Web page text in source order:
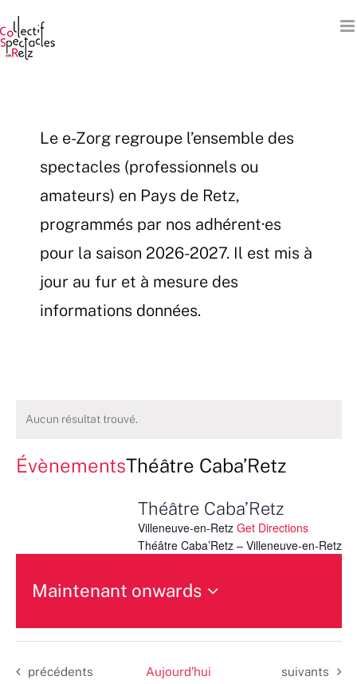
au
contenu
Le e-Zorg regroupe l’ensemble des
spectacles (professionnels ou
amateurs) en Pays de Retz,
programmés par nos adhérent·es
pour la saison 2026-2027. Il est mis à
jour au fur et à mesure des
informations données.
Aucun résultat trouvé.
ÉvènementsThéâtre Caba’Retz
Théâtre Caba’Retz
Villeneuve-en-Retz Get Directions
Théâtre Caba’Retz – Villeneuve-en-Retz
Maintenant onwards
une
date.
Évènements
précédents Aujourd’hui Évènements
suivants